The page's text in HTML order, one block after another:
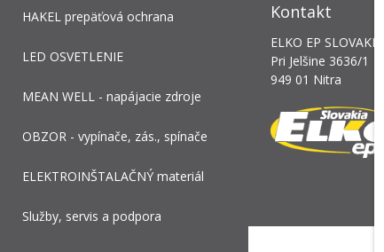
HAKEL prepäťová ochrana
LED OSVETLENIE
MEAN WELL - napájacie zdroje
OBZOR - vypínače, zás., spínače
ELEKTROINŠTALAČNÝ materiál
Služby, servis a podpora
Kontakt
ELKO EP
Pri Jelšine 3636/1
949 01 Nitra